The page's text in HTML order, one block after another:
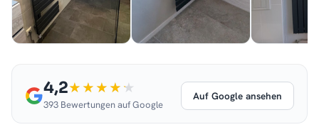
4,2
393 Bewertungen auf Google
Auf Google ansehen